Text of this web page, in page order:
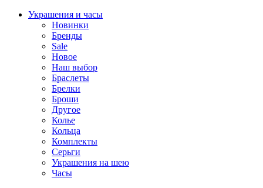
Украшения и часы
Новинки
Бренды
Sale
Новое
Наш выбор
Браслеты
Брелки
Броши
Другое
Колье
Кольца
Комплекты
Серьги
Украшения на шею
Часы